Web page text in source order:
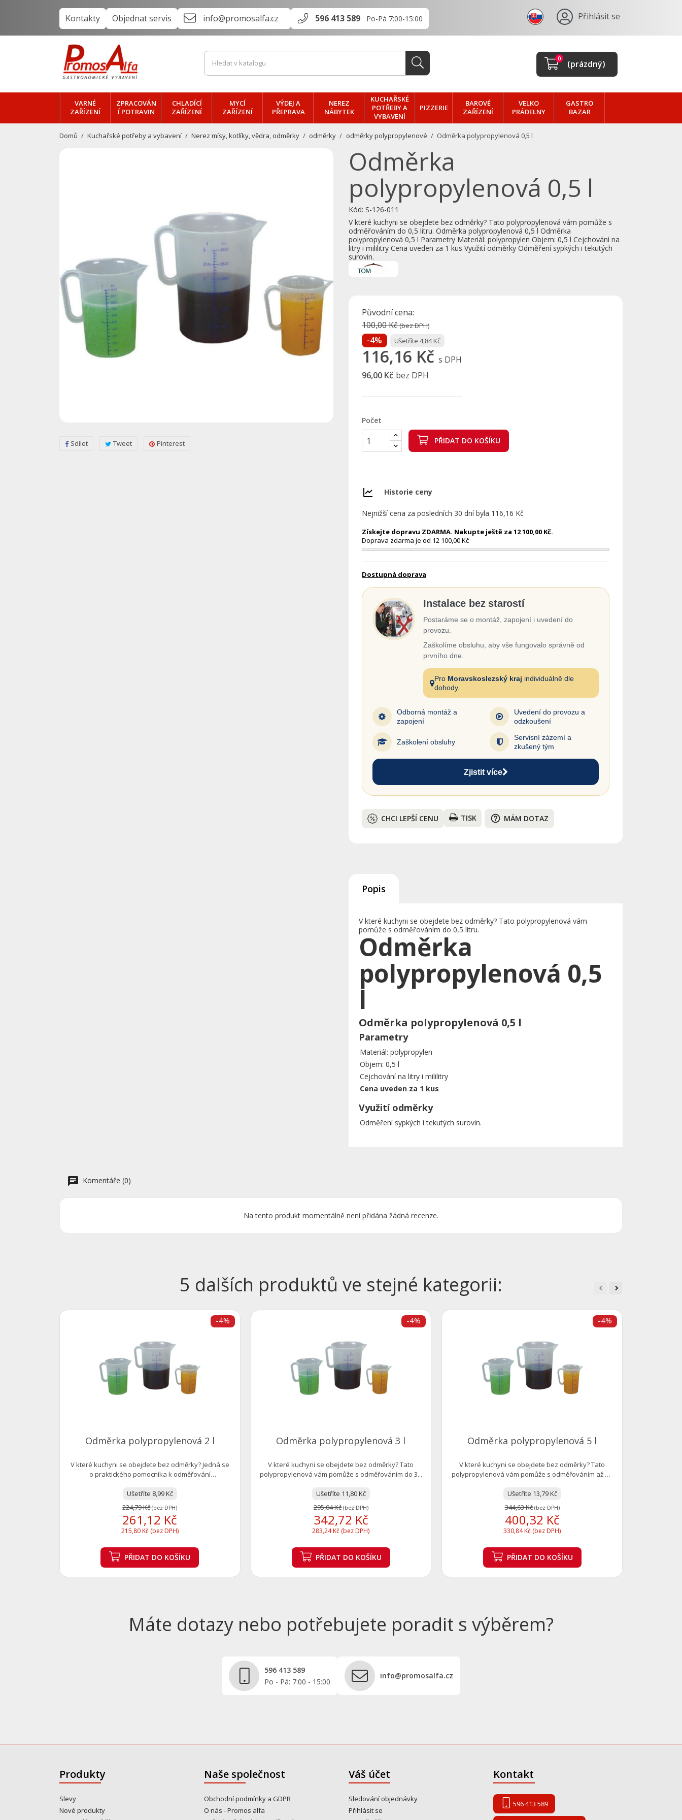
Kontakty Objednat servis info@promosalfa.cz 596 413 589 Po-Pá 7:00-15:00 Přihlásit se
(prázdný)
0
VARNÉ
ZAŘÍZENÍ
ZPRACOVÁN
Í POTRAVIN
CHLADÍCÍ
ZAŘÍZENÍ
MYCÍ
ZAŘÍZENÍ
VÝDEJ A
PŘEPRAVA
NEREZ
NÁBYTEK
KUCHAŘSKÉ
POTŘEBY A
VYBAVENÍ
PIZZERIE
BAROVÉ
ZAŘÍZENÍ
VELKO
PRÁDELNY
GASTRO
BAZAR
Domů Kuchařské potřeby a vybavení Nerez mísy, kotlíky, vědra, odměrky odměrky odměrky polypropylenové Odměrka polypropylenová 0,5 l
Sdílet Tweet Pinterest
Odměrka
polypropylenová 0,5 l
Kód: S-126-011
V které kuchyni se obejdete bez odměrky? Tato polypropylenová vám pomůže s
odměřováním do 0,5 litru. Odměrka polypropylenová 0,5 l Odměrka
polypropylenová 0,5 l Parametry Materiál: polypropylen Objem: 0,5 l Cejchování na
litry i mililitry Cena uveden za 1 kus Využití odměrky Odměření sypkých i tekutých
surovin.
Původní cena:
100,00 Kč(bez DPH)
-4% Ušetříte 4,84 Kč
116,16 Kč s DPH
96,00 Kč bez DPH
Počet
PŘIDAT DO KOŠÍKU
Historie ceny
Nejnižší cena za posledních 30 dní byla 116,16 Kč
Získejte dopravu ZDARMA. Nakupte ještě za 12 100,00 Kč.
Doprava zdarma je od 12 100,00 Kč
Dostupná doprava
Instalace bez starostí
Postaráme se o montáž, zapojení i uvedení do
provozu.
Zaškolíme obsluhu, aby vše fungovalo správně od
prvního dne.
Pro Moravskoslezský kraj individuálně dle
dohody.
Odborná montáž a
zapojení
Uvedení do provozu a
odzkoušení
Zaškolení obsluhy
Servisní zázemí a
zkušený tým
Zjistit více
CHCI LEPŠÍ CENU TISK help_outline MÁM DOTAZ
Popis
V které kuchyni se obejdete bez odměrky? Tato polypropylenová vám
pomůže s odměřováním do 0,5 litru.
Odměrka
polypropylenová 0,5
l
Odměrka polypropylenová 0,5 l
Parametry
Materiál: polypropylen
Objem: 0,5 l
Cejchování na litry i mililitry
Cena uveden za 1 kus
Využití odměrky
Odměření sypkých i tekutých surovin.
Komentáře (0)
Na tento produkt momentálně není přidána žádná recenze.
5 dalších produktů ve stejné kategorii:
Odměrka polypropylenová 2 l
V které kuchyni se obejdete bez odměrky? Jedná se
o praktického pomocníka k odměřování
Ušetříte 8,99 Kč
224,79 Kč(bez DPH)
-4%
261,12 Kč
215,80 Kč (bez DPH)
PŘIDAT DO KOŠÍKU
Odměrka polypropylenová 3 l
V které kuchyni se obejdete bez odměrky? Tato
polypropylenová vám pomůže s odměřováním do 3...
Ušetříte 11,80 Kč
295,04 Kč(bez DPH)
-4%
342,72 Kč
283,24 Kč (bez DPH)
PŘIDAT DO KOŠÍKU
Odměrka polypropylenová 5 l
V které kuchyni se obejdete bez odměrky? Tato
polypropylenová vám pomůže s odměřováním až do
Ušetříte 13,79 Kč
344,63 Kč(bez DPH)
-4%
400,32 Kč
330,84 Kč (bez DPH)
PŘIDAT DO KOŠÍKU
Máte dotazy nebo potřebujete poradit s výběrem?
596 413 589
Po - Pá: 7:00 - 15:00
info@promosalfa.cz
Produkty
Slevy
Nové produkty
Naše společnost
Obchodní podmínky a GDPR
O nás - Promos alfa
Váš účet
Sledování objednávky
Přihlásit se
Kontakt
596 413 589